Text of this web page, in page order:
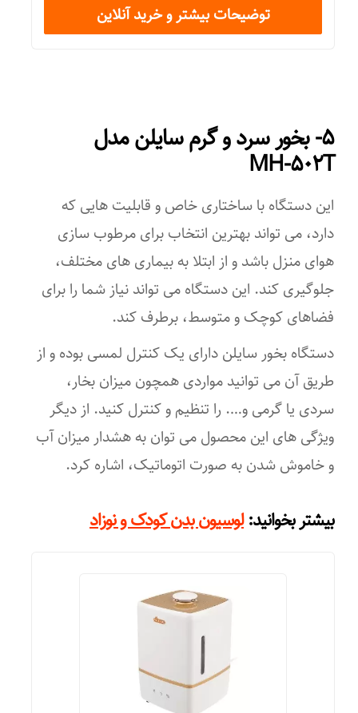
ابعاد
توضیحات بیشتر و خرید آنلاین
۵- بخور سرد و گرم سایلن مدل
MH-۵۰۲T
این دستگاه با ساختاری خاص و قابلیت هایی که
دارد، می تواند بهترین انتخاب برای مرطوب سازی
هوای منزل باشد و از ابتلا به بیماری های مختلف،
جلوگیری کند. این دستگاه می تواند نیاز شما را برای
فضاهای کوچک و متوسط، برطرف کند.
دستگاه بخور سایلن دارای یک کنترل لمسی بوده و از
طریق آن می توانید مواردی همچون میزان بخار،
سردی یا گرمی و…. را تنظیم و کنترل کنید. از دیگر
ویژگی های این محصول می توان به هشدار میزان آب
و خاموش شدن به صورت اتوماتیک، اشاره کرد.
بیشتر بخوانید: لوسیون بدن کودک و نوزاد